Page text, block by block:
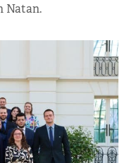
Natan.